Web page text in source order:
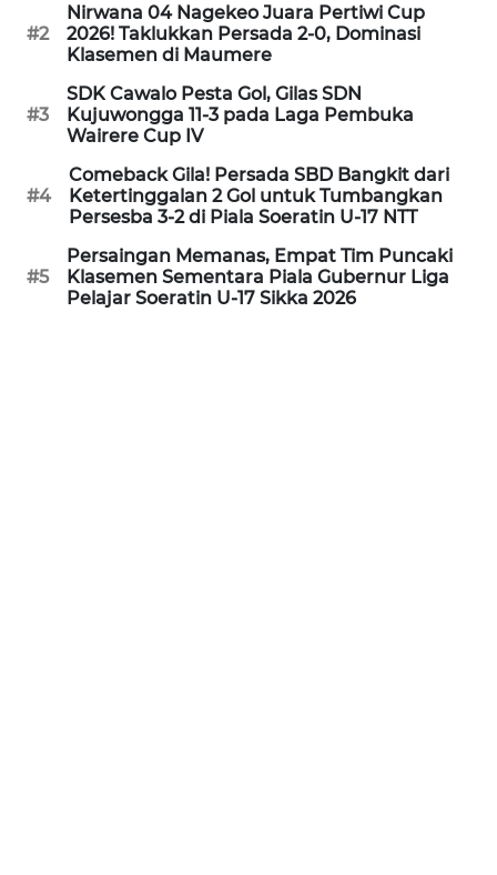
#2
Nirwana 04 Nagekeo Juara Pertiwi Cup
2026! Taklukkan Persada 2-0, Dominasi
Klasemen di Maumere
#3
SDK Cawalo Pesta Gol, Gilas SDN
Kujuwongga 11-3 pada Laga Pembuka
Wairere Cup IV
#4
Comeback Gila! Persada SBD Bangkit dari
Ketertinggalan 2 Gol untuk Tumbangkan
Persesba 3-2 di Piala Soeratin U-17 NTT
#5
Persaingan Memanas, Empat Tim Puncaki
Klasemen Sementara Piala Gubernur Liga
Pelajar Soeratin U-17 Sikka 2026
WN
SERAMBI
WN
JAMBI
WN
SULTRA
WN
NTB